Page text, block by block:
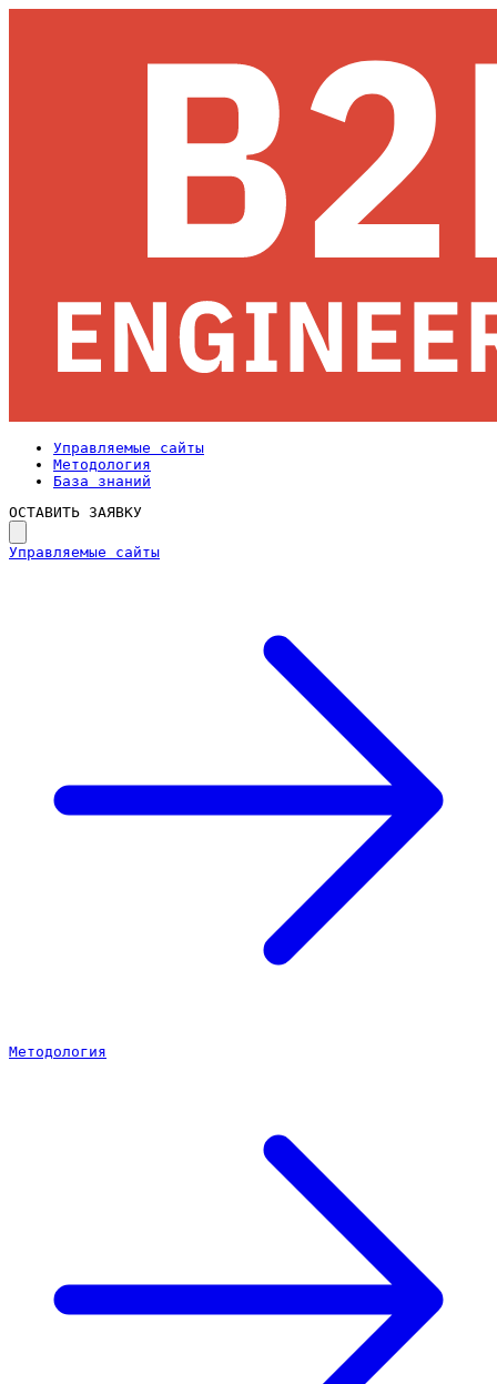
Управляемые сайты
Методология
База знаний
ОСТАВИТЬ ЗАЯВКУ
Управляемые сайты
Методология